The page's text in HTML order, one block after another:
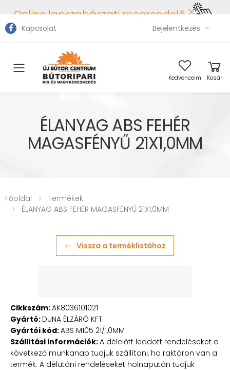
Online lapszabászati megrendelő
Kapcsolat Bejelentkezés
Toggle mobile menu Kedvenceim Kosár
ÉLANYAG ABS FEHÉR
MAGASFÉNYŰ 21X1,0MM
Főoldal
Termékek
ÉLANYAG ABS FEHÉR MAGASFÉNYŰ 21X1,0MM
Vissza a terméklistához
Cikkszám:AK8036101021
Gyártó: DUNA ÉLZÁRÓ KFT.
Gyártói kód:ABS M105 21/1,0MM
Szállítási információk:A délelőtt leadott rendeléseket a
következő munkanap tudjuk szállítani, ha raktáron van a
termék. A délutáni rendeléseket holnapután tudjuk